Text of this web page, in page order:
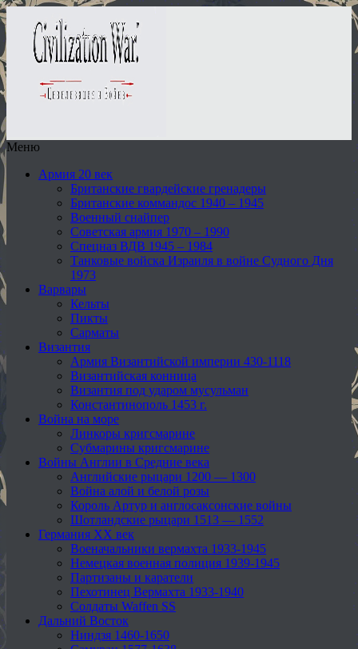
Меню
Армия 20 век
Британские гвардейские гренадеры
Британские коммандос 1940 – 1945
Военный снайпер
Советская армия 1970 – 1990
Спецназ ВДВ 1945 – 1984
Танковые войска Израиля в войне Судного Дня
1973
Варвары
Кельты
Пикты
Сарматы
Византия
Армия Византийской империи 430-1118
Византийская конница
Византия под ударом мусульман
Константинополь 1453 г.
Война на море
Линкоры кригсмарине
Субмарины кригсмарине
Войны Англии в Средние века
Английские рыцари 1200 — 1300
Война алой и белой розы
Король Артур и англосаксонские войны
Шотландские рыцари 1513 — 1552
Германия XX век
Военачальники вермахта 1933-1945
Немецкая военная полиция 1939-1945
Партизаны и каратели
Пехотинец Вермахта 1933-1940
Солдаты Waffen SS
Дальний Восток
Ниндзя 1460-1650